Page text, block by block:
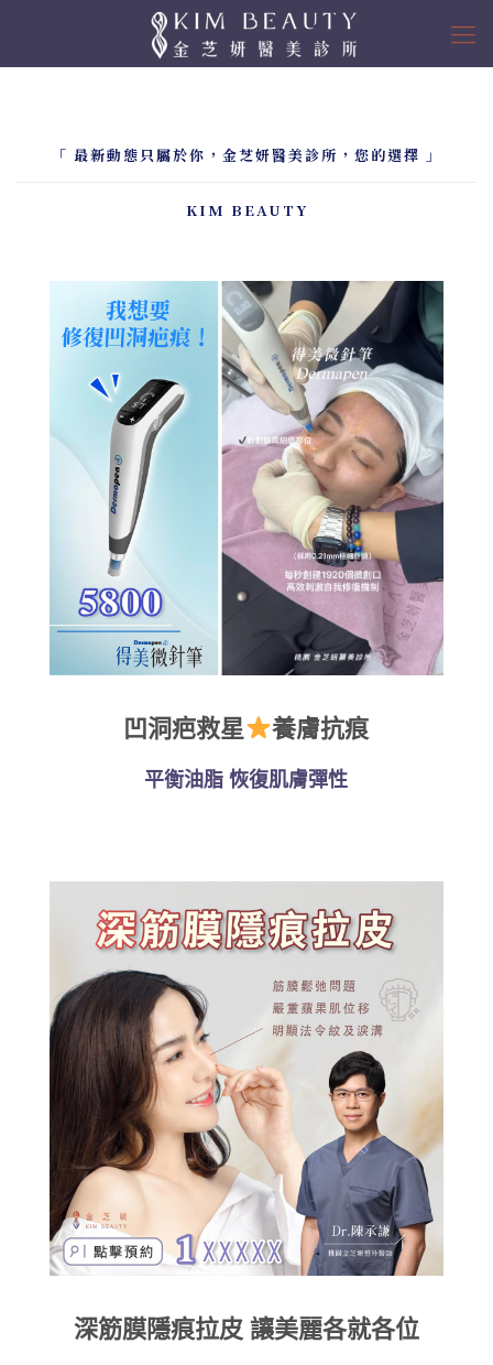
「 最新動態只屬於你，金芝妍醫美診所，您的選擇 」
KIM BEAUTY
凹洞疤救星 養膚抗痕
平衡油脂 恢復肌膚彈性
深筋膜隱痕拉皮 讓美麗各就各位